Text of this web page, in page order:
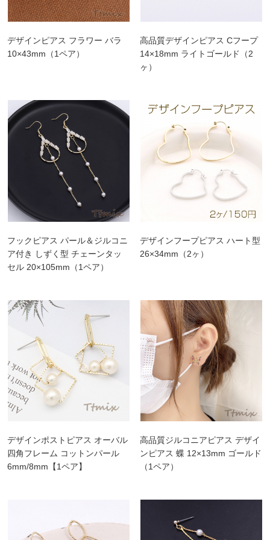
デザインピアス フラワー バラ
10×43mm（1ペア）
高品質デザインピアス Cフープ
14×18mm ライトゴールド（2
ヶ）
フックピアス パール＆ジルコニ
ア付き しずく型 チェーンタッ
セル 20×105mm（1ペア）
デザインフープピアス ハート型
26×34mm（2ヶ）
デザインポストピアス オーバル
四角フレーム コットンパール
6mm/8mm【1ペア】
高品質ジルコニアピアス デザイ
ンピアス 蝶 12×13mm ゴールド
（1ペア）